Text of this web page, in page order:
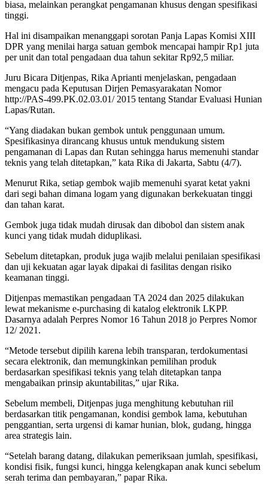
biasa, melainkan perangkat pengamanan khusus dengan spesifikasi
tinggi.
Hal ini disampaikan menanggapi sorotan Panja Lapas Komisi XIII
DPR yang menilai harga satuan gembok mencapai hampir Rp1 juta
per unit dan total pengadaan dua tahun sekitar Rp92,5 miliar.
Juru Bicara Ditjenpas, Rika Aprianti menjelaskan, pengadaan
mengacu pada Keputusan Dirjen Pemasyarakatan Nomor
http://PAS-499.PK.02.03.01/ 2015 tentang Standar Evaluasi Hunian
Lapas/Rutan.
“Yang diadakan bukan gembok untuk penggunaan umum.
Spesifikasinya dirancang khusus untuk mendukung sistem
pengamanan di Lapas dan Rutan sehingga harus memenuhi standar
teknis yang telah ditetapkan,” kata Rika di Jakarta, Sabtu (4/7).
Menurut Rika, setiap gembok wajib memenuhi syarat ketat yakni
dari segi bahan dimana logam yang digunakan berkekuatan tinggi
dan tahan karat.
Gembok juga tidak mudah dirusak dan dibobol dan sistem anak
kunci yang tidak mudah diduplikasi.
Sebelum ditetapkan, produk juga wajib melalui penilaian spesifikasi
dan uji kekuatan agar layak dipakai di fasilitas dengan risiko
keamanan tinggi.
Ditjenpas memastikan pengadaan TA 2024 dan 2025 dilakukan
lewat mekanisme e-purchasing di katalog elektronik LKPP.
Dasarnya adalah Perpres Nomor 16 Tahun 2018 jo Perpres Nomor
12/ 2021.
“Metode tersebut dipilih karena lebih transparan, terdokumentasi
secara elektronik, dan memungkinkan pemilihan produk
berdasarkan spesifikasi teknis yang telah ditetapkan tanpa
mengabaikan prinsip akuntabilitas,” ujar Rika.
Sebelum membeli, Ditjenpas juga menghitung kebutuhan riil
berdasarkan titik pengamanan, kondisi gembok lama, kebutuhan
penggantian, serta urgensi di kamar hunian, blok, gudang, hingga
area strategis lain.
“Setelah barang datang, dilakukan pemeriksaan jumlah, spesifikasi,
kondisi fisik, fungsi kunci, hingga kelengkapan anak kunci sebelum
serah terima dan pembayaran,” papar Rika.